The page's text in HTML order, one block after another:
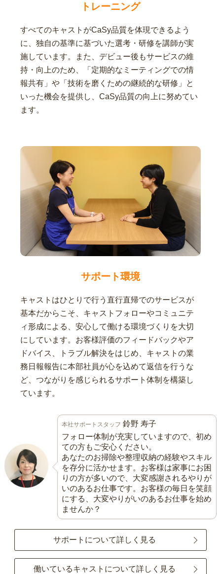
トレーニング
すべてのキャストがCaSy品質を体現できるよう
に、独自の基準に基づいた選考・研修を講師が実
施しています。また、デビュー後もサービスの維
持・向上のため、「定期的なミーティングでの情
報共有」や「技術を磨くための継続的な研修」と
いった機会を提供し、CaSy品質の向上に努めてい
ます。
サポート環境
キャストはひとりで行う直行直帰でのサービスが
基本だからこそ、キャストフォローやコミュニテ
ィ形成による、安心して働ける環境づくりを大切
にしています。お客様評価のフィードバックやア
ドバイス、トラブル解決をはじめ、キャストの業
務日報報告に本部社員が心を込めて返信を行うな
ど、つながりを感じられるサポート体制を構築し
ています。
本社サポートスタッフ 鈴野 寿子
フォロー体制が充実していますので、初め
ての方もご安心ください。
あなたのお掃除や整理収納の経験やスキル
を存分に活かせます。お客様は家事にお困
りの方が多いので、大変感謝されるやりが
いのあるお仕事です。お客様の毎日を笑顔
にする、大変やりがいのあるお仕事を始め
ませんか？
サポートについて詳しく見る
働いているキャストについて詳しく見る